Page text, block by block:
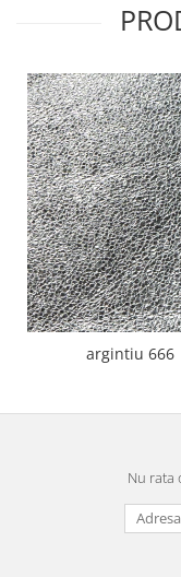
argintiu 666
Nu rata